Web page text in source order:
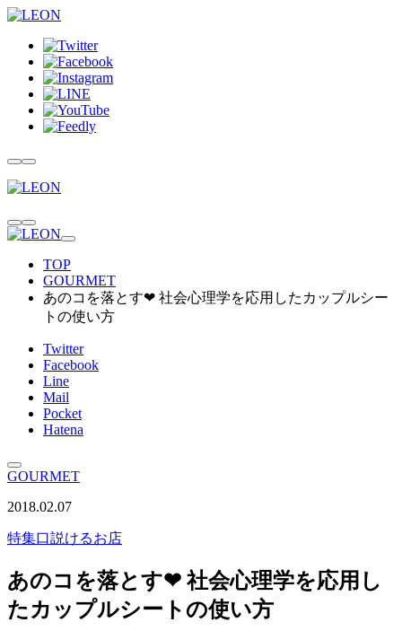
TOP
GOURMET
あのコを落とす❤︎ 社会心理学を応用したカップルシー
トの使い方
Twitter
Facebook
Line
Mail
Pocket
Hatena
GOURMET
2018.02.07
特集口説けるお店
あのコを落とす❤︎ 社会心理学を応用し
たカップルシートの使い方